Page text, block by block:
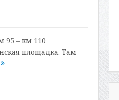
95 – км 110
площадка. Там